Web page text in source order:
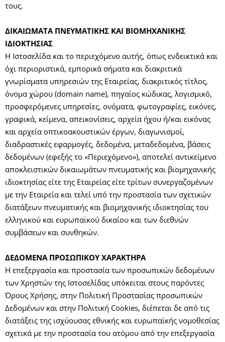
τους.
ΔΙΚΑΙΩΜΑΤΑ ΠΝΕΥΜΑΤΙΚΗΣ ΚΑΙ ΒΙΟΜΗΧΑΝΙΚΗΣ
ΙΔΙΟΚΤΗΣΙΑΣ
Η Ιστοσελίδα και το περιεχόμενο αυτής, όπως ενδεικτικά και
όχι περιοριστικά, εμπορικά σήματα και διακριτικά
γνωρίσματα υπηρεσιών της Εταιρείας, διακριτικός τίτλος,
όνομα χώρου (domain name), πηγαίος κώδικας, λογισμικό,
προσφερόμενες υπηρεσίες, ονόματα, φωτογραφίες, εικόνες,
γραφικά, κείμενα, απεικονίσεις, αρχεία ήχου ή/και εικόνας
και αρχεία οπτικοακουστικών έργων, διαγωνισμοί,
διαδραστικές εφαρμογές, δεδομένα, μεταδεδομένα, βάσεις
δεδομένων (εφεξής το «Περιεχόμενο»), αποτελεί αντικείμενο
αποκλειστικών δικαιωμάτων πνευματικής και βιομηχανικής
ιδιοκτησίας είτε της Εταιρείας είτε τρίτων συνεργαζομένων
με την Εταιρεία και τελεί υπό την προστασία των σχετικών
διατάξεων πνευματικής και βιομηχανικής ιδιοκτησίας του
ελληνικού και ευρωπαϊκού δικαίου και των διεθνών
συμβάσεων και συνθηκών.
ΔΕΔΟΜΕΝΑ ΠΡΟΣΩΠΙΚΟΥ ΧΑΡΑΚΤΗΡΑ
Η επεξεργασία και προστασία των προσωπικών δεδομένων
των Χρηστών της Ιστοσελίδας υπόκειται στους παρόντες
Όρους Χρήσης, στην Πολιτική Προστασίας προσωπικών
Δεδομένων και στην Πολιτική Cookies, διέπεται δε από τις
διατάξεις της ισχύουσας εθνικής και ευρωπαϊκής νομοθεσίας
σχετικά με την προστασία του ατόμου από την επεξεργασία